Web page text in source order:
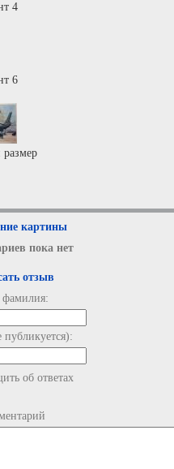
4
6
картины
пока нет
отзыв
об ответах